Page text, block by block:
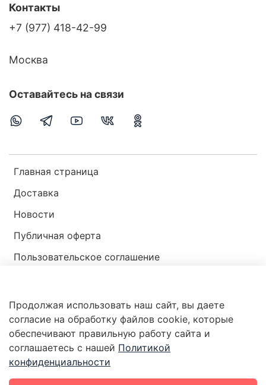
Главная страница
Доставка
Новости
Публичная оферта
Пользовательское соглашение
Контакты
+7 (977) 418-42-99
Москва
Оставайтесь на связи
Магазин мир ракушек
Продолжая использовать наш сайт, вы даете
согласие на обработку файлов cookie, которые
обеспечивают правильную работу сайта и
соглашаетесь с нашей Политикой
конфиденциальности